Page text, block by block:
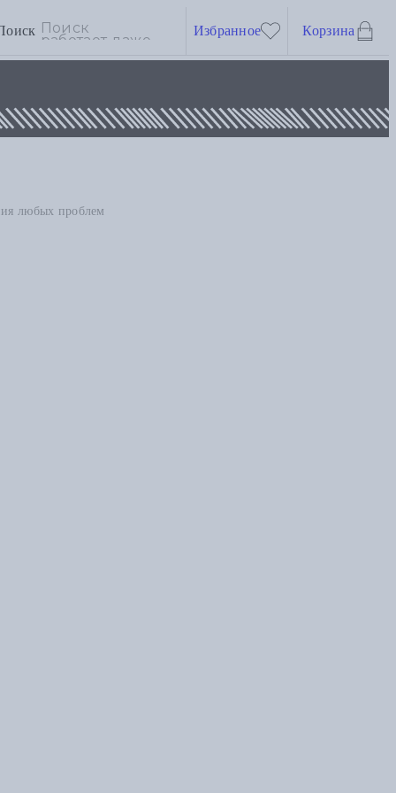
Избранное Корзина
любых проблем